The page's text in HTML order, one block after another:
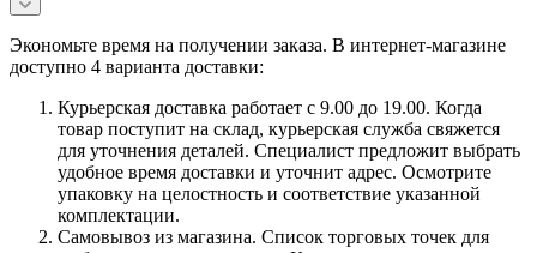
Экономьте время на получении заказа. В интернет-магазине
доступно 4 варианта доставки:
Курьерская доставка работает с 9.00 до 19.00. Когда
товар поступит на склад, курьерская служба свяжется
для уточнения деталей. Специалист предложит выбрать
удобное время доставки и уточнит адрес. Осмотрите
упаковку на целостность и соответствие указанной
комплектации.
Самовывоз из магазина. Список торговых точек для